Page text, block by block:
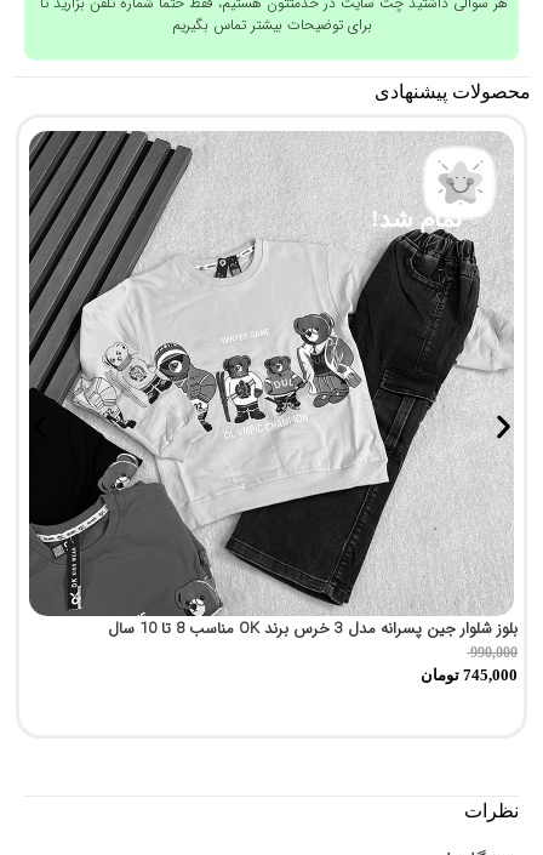
برای توضیحات بیشتر تماس بگیریم
محصولات پیشنهادی
تمام شد!
بلوز شلوار جین پسرانه مدل 3 خرس برند OK مناسب 8 تا 10 سال
990,000
745,000 تومان
نظرات